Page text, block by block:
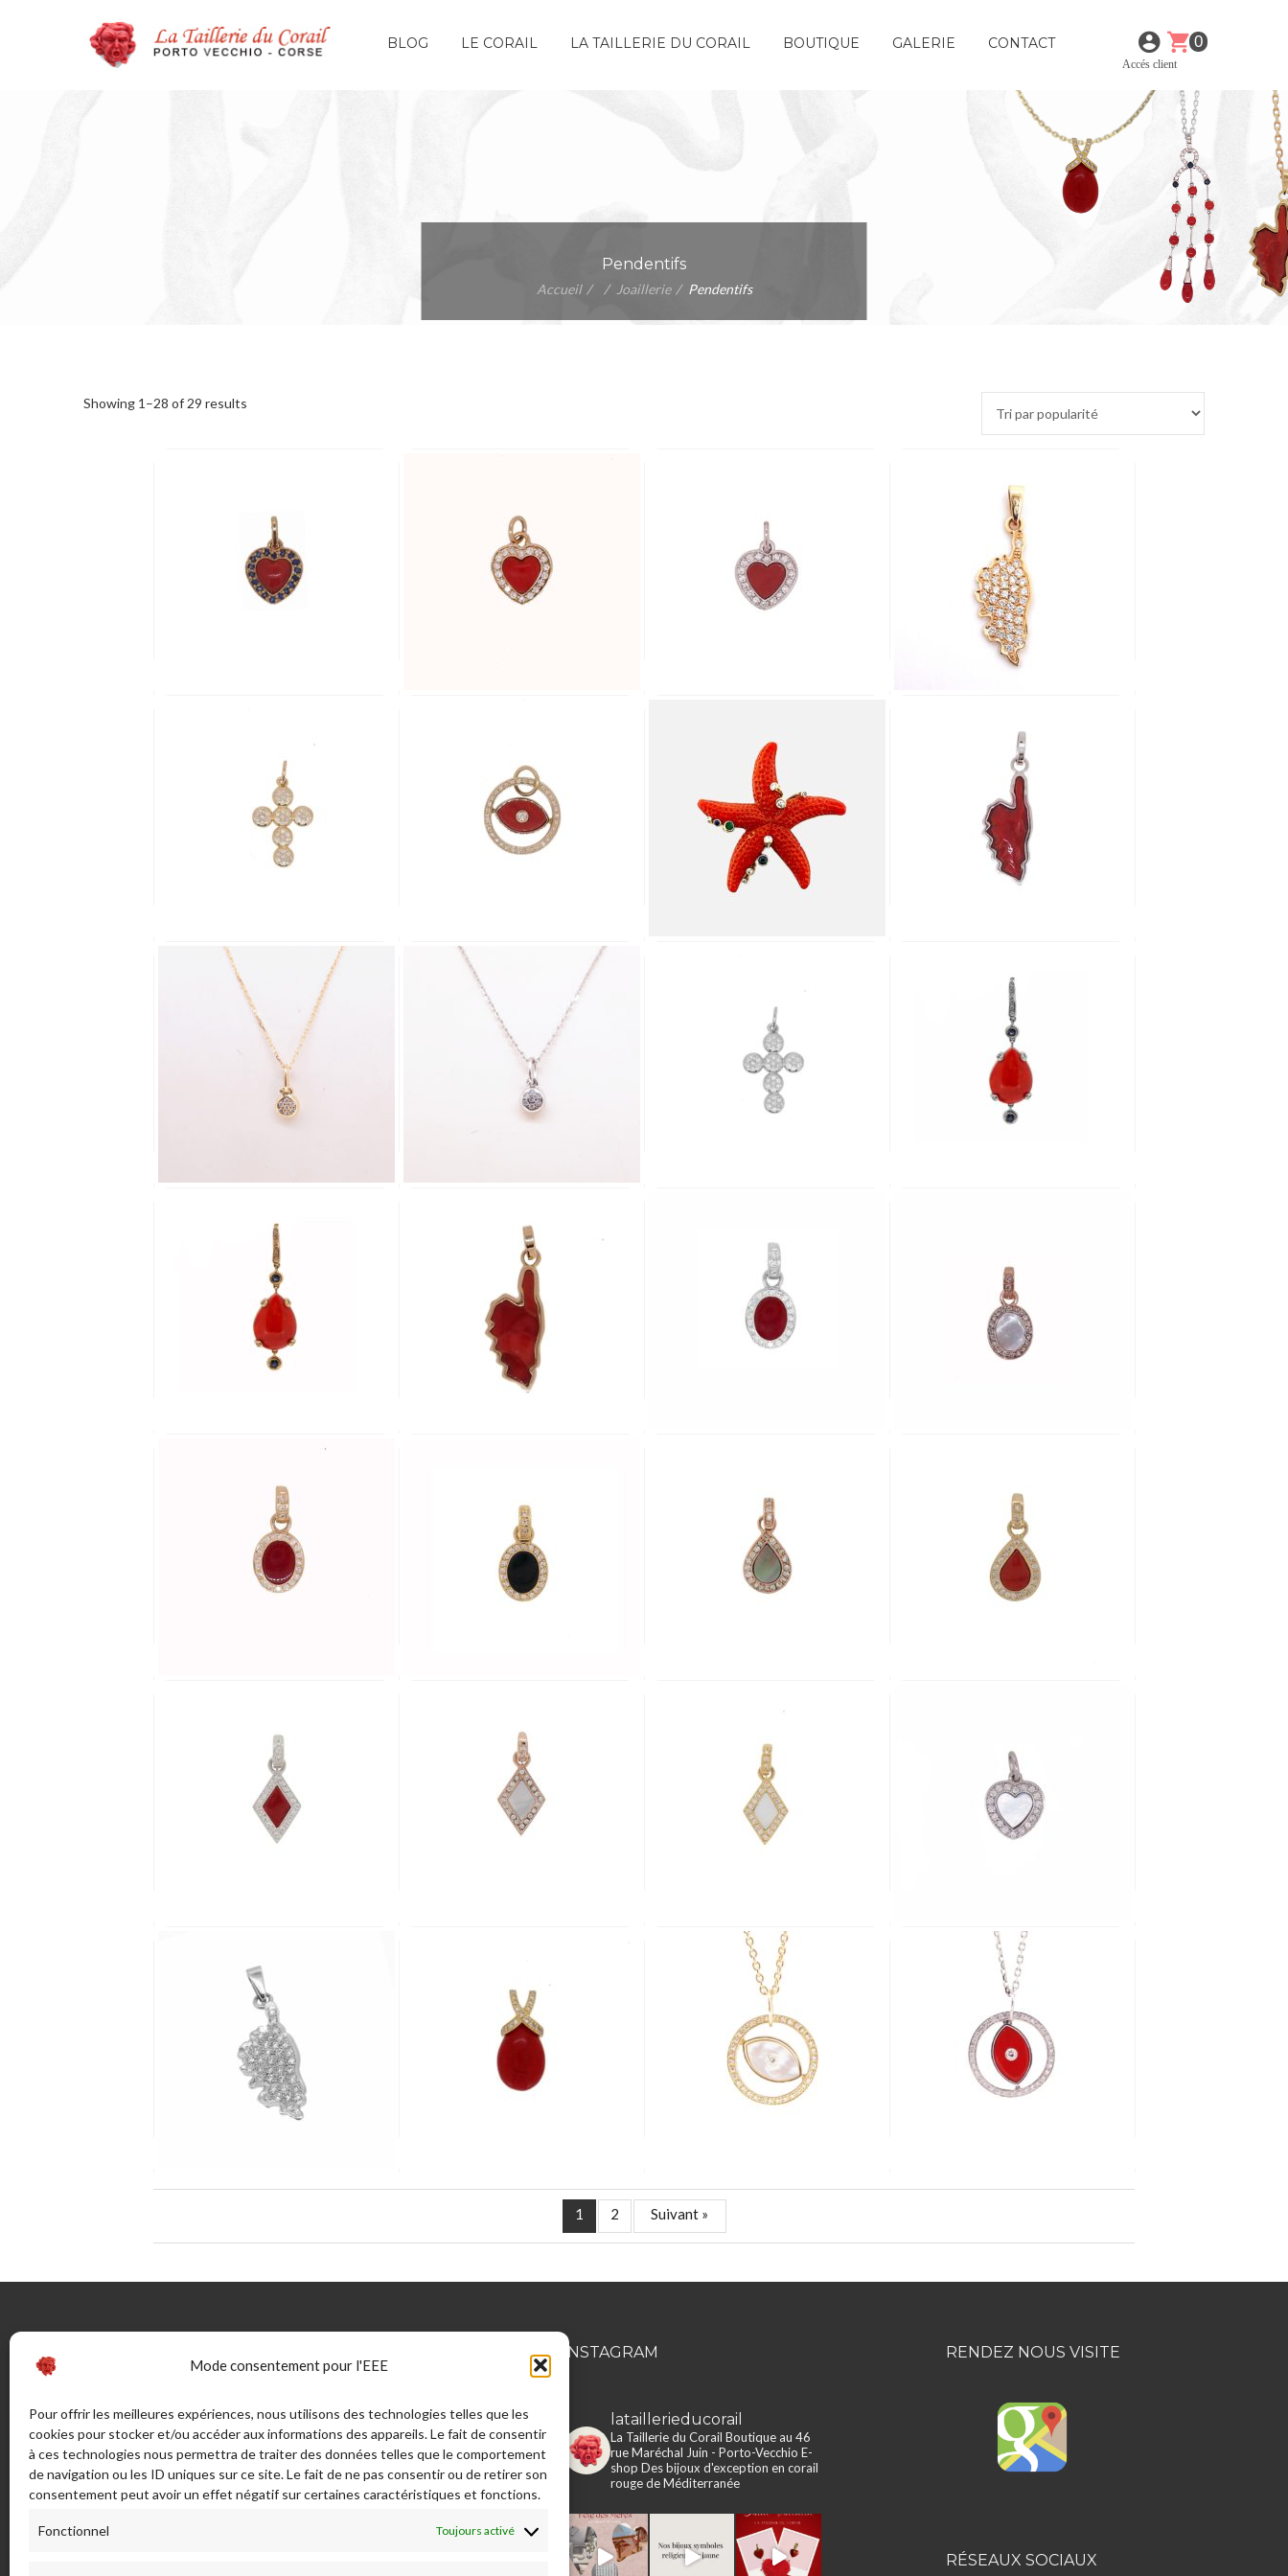
Mode consentement pour l'EEE
Pour offrir les meilleures expériences, nous utilisons des technologies telles que les
cookies pour stocker et/ou accéder aux informations des appareils. Le fait de consentir
à ces technologies nous permettra de traiter des données telles que le comportement
de navigation ou les ID uniques sur ce site. Le fait de ne pas consentir ou de retirer son
consentement peut avoir un effet négatif sur certaines caractéristiques et fonctions.
Fonctionnel Toujours activé
BLOG LE CORAIL LA TAILLERIE DU CORAIL BOUTIQUE GALERIE CONTACT 0
Accés client
Pendentifs
Accueil Joaillerie Pendentifs
Showing 1–28 of 29 results
1 2 Suivant »
Bonifacio) - Sortie Sud 20137
PORTO VECCHIO - France
ADRESSE POSTALE:
Guide
La Taillerie du Corail
Bijouterie en ligne
CGV
Mentions légales
Livraisons, retours,
INSTAGRAM
lataillerieducorail
La Taillerie du Corail Boutique au 46
rue Maréchal Juin - Porto-Vecchio E-
shop Des bijoux d'exception en corail
rouge de Méditerranée
RENDEZ NOUS VISITE
RÉSEAUX SOCIAUX